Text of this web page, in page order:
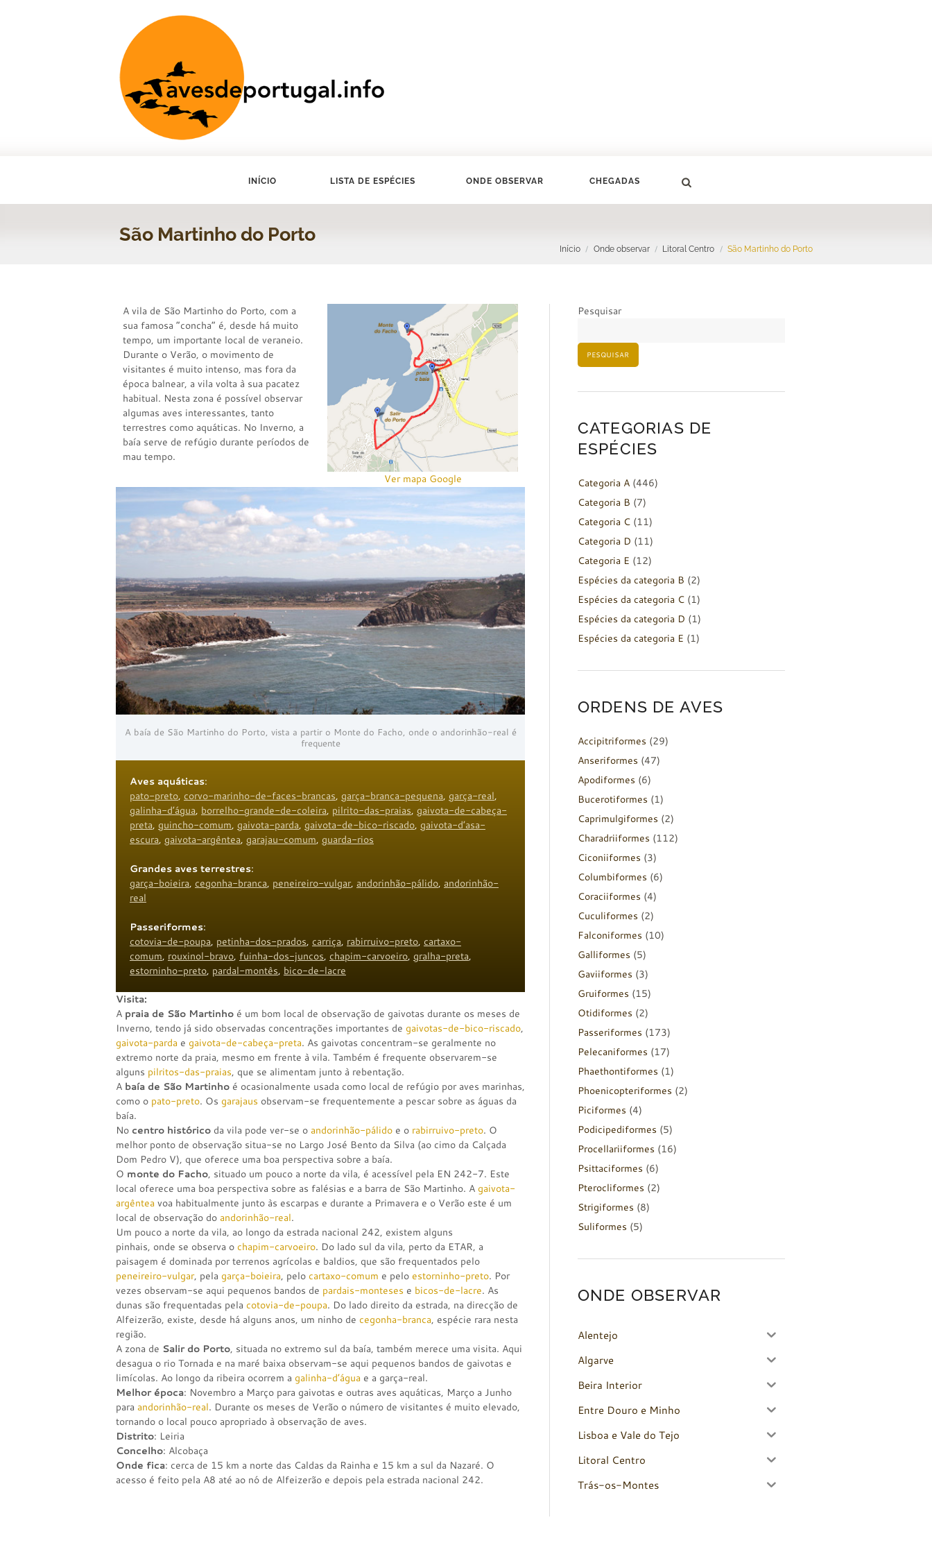
INÍCIO LISTA DE ESPÉCIES ONDE OBSERVAR CHEGADAS
São Martinho do Porto
Início Onde observar Litoral Centro São Martinho do Porto
A vila de São Martinho do Porto, com a
sua famosa “concha” é, desde há muito
tempo, um importante local de veraneio.
Durante o Verão, o movimento de
visitantes é muito intenso, mas fora da
época balnear, a vila volta à sua pacatez
habitual. Nesta zona é possível observar
algumas aves interessantes, tanto
terrestres como aquáticas. No Inverno, a
baía serve de refúgio durante períodos de
mau tempo.
Ver mapa Google
A baía de São Martinho do Porto, vista a partir o Monte do Facho, onde o andorinhão-real é
frequente
Aves aquáticas:
pato-preto, corvo-marinho-de-faces-brancas, garça-branca-pequena, garça-real,
galinha-d’água, borrelho-grande-de-coleira, pilrito-das-praias, gaivota-de-cabeça-
preta, guincho-comum, gaivota-parda, gaivota-de-bico-riscado, gaivota-d’asa-
escura, gaivota-argêntea, garajau-comum, guarda-rios
Grandes aves terrestres:
garça-boieira, cegonha-branca, peneireiro-vulgar, andorinhão-pálido, andorinhão-
real
Passeriformes:
cotovia-de-poupa, petinha-dos-prados, carriça, rabirruivo-preto, cartaxo-
comum, rouxinol-bravo, fuinha-dos-juncos, chapim-carvoeiro, gralha-preta,
estorninho-preto, pardal-montês, bico-de-lacre
Visita:
A praia de São Martinho é um bom local de observação de gaivotas durante os meses de
Inverno, tendo já sido observadas concentrações importantes de gaivotas-de-bico-riscado,
gaivota-parda e gaivota-de-cabeça-preta. As gaivotas concentram-se geralmente no
extremo norte da praia, mesmo em frente à vila. Também é frequente observarem-se
alguns pilritos-das-praias, que se alimentam junto à rebentação.
A baía de São Martinho é ocasionalmente usada como local de refúgio por aves marinhas,
como o pato-preto. Os garajaus observam-se frequentemente a pescar sobre as águas da
baía.
No centro histórico da vila pode ver-se o andorinhão-pálido e o rabirruivo-preto. O
melhor ponto de observação situa-se no Largo José Bento da Silva (ao cimo da Calçada
Dom Pedro V), que oferece uma boa perspectiva sobre a baía.
O monte do Facho, situado um pouco a norte da vila, é acessível pela EN 242-7. Este
local oferece uma boa perspectiva sobre as falésias e a barra de São Martinho. A gaivota-
argêntea voa habitualmente junto às escarpas e durante a Primavera e o Verão este é um
local de observação do andorinhão-real.
Um pouco a norte da vila, ao longo da estrada nacional 242, existem alguns
pinhais, onde se observa o chapim-carvoeiro. Do lado sul da vila, perto da ETAR, a
paisagem é dominada por terrenos agrícolas e baldios, que são frequentados pelo
peneireiro-vulgar, pela garça-boieira, pelo cartaxo-comum e pelo estorninho-preto. Por
vezes observam-se aqui pequenos bandos de pardais-monteses e bicos-de-lacre. As
dunas são frequentadas pela cotovia-de-poupa. Do lado direito da estrada, na direcção de
Alfeizerão, existe, desde há alguns anos, um ninho de cegonha-branca, espécie rara nesta
região.
A zona de Salir do Porto, situada no extremo sul da baía, também merece uma visita. Aqui
desagua o rio Tornada e na maré baixa observam-se aqui pequenos bandos de gaivotas e
limícolas. Ao longo da ribeira ocorrem a galinha-d’água e a garça-real.
Melhor época: Novembro a Março para gaivotas e outras aves aquáticas, Março a Junho
para andorinhão-real. Durante os meses de Verão o número de visitantes é muito elevado,
tornando o local pouco apropriado à observação de aves.
Distrito: Leiria
Concelho: Alcobaça
Onde fica: cerca de 15 km a norte das Caldas da Rainha e 15 km a sul da Nazaré. O
acesso é feito pela A8 até ao nó de Alfeizerão e depois pela estrada nacional 242.
Pesquisar
PESQUISAR
CATEGORIAS DE
ESPÉCIES
Categoria A(446)
Categoria B (7)
Categoria C(11)
Categoria D (11)
Categoria E (12)
Espécies da categoria B (2)
Espécies da categoria C(1)
Espécies da categoria D (1)
Espécies da categoria E (1)
ORDENS DE AVES
Accipitriformes (29)
Anseriformes (47)
Apodiformes (6)
Bucerotiformes (1)
Caprimulgiformes (2)
Charadriiformes (112)
Ciconiiformes (3)
Columbiformes (6)
Coraciiformes (4)
Cuculiformes (2)
Falconiformes (10)
Galliformes (5)
Gaviiformes (3)
Gruiformes (15)
Otidiformes (2)
Passeriformes (173)
Pelecaniformes (17)
Phaethontiformes (1)
Phoenicopteriformes (2)
Piciformes (4)
Podicipediformes (5)
Procellariiformes (16)
Psittaciformes (6)
Pterocliformes (2)
Strigiformes (8)
Suliformes (5)
ONDE OBSERVAR
Alentejo
Algarve
Beira Interior
Entre Douro e Minho
Lisboa e Vale do Tejo
Litoral Centro
Trás-os-Montes